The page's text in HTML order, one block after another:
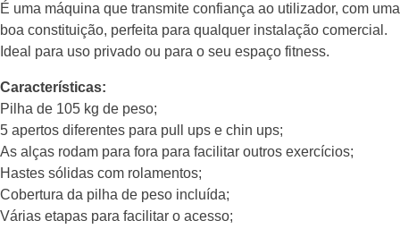
É uma máquina que transmite confiança ao utilizador, com uma
boa constituição, perfeita para qualquer instalação comercial.
Ideal para uso privado ou para o seu espaço fitness.
Características:
Pilha de 105 kg de peso;
5 apertos diferentes para pull ups e chin ups;
As alças rodam para fora para facilitar outros exercícios;
Hastes sólidas com rolamentos;
Cobertura da pilha de peso incluída;
Várias etapas para facilitar o acesso;